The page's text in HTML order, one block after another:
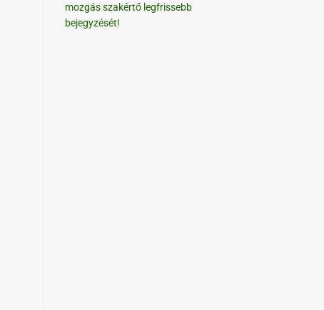
mozgás szakértő legfrissebb
bejegyzését!